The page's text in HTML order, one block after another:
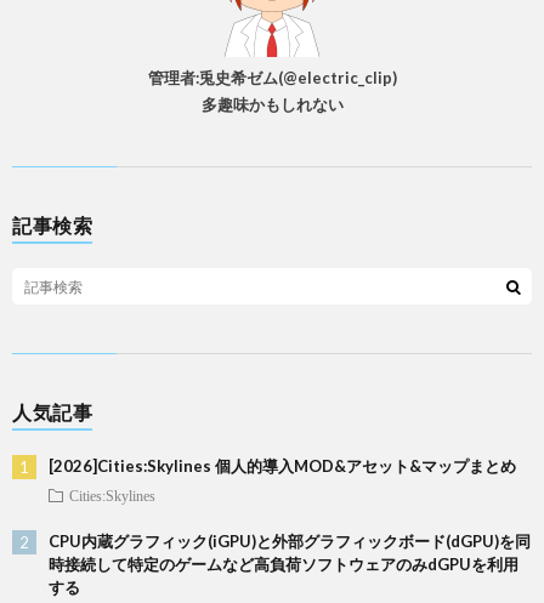
管理者:兎史希ゼム(@electric_clip)
多趣味かもしれない
記事検索
人気記事
[2026]Cities:Skylines 個人的導入MOD&アセット&マップまとめ
Cities:Skylines
CPU内蔵グラフィック(iGPU)と外部グラフィックボード(dGPU)を同
時接続して特定のゲームなど高負荷ソフトウェアのみdGPUを利用
する